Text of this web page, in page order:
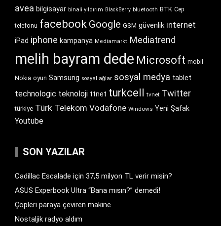
avea bilgisayar binali yıldırım BlackBerry bluetooth BTK Cep
telefonu facebook Google GSM güvenlik internet
iPad iphone kampanya Mediamarkt Mediatrend
melih bayram dede Microsoft mobil
Nokia oyun Samsung sosyal ağlar sosyal medya tablet
technologic teknoloji ttnet turkcell tvnet Twitter
türkiye Türk Telekom Vodafone Windows Yeni Şafak
Youtube
SON YAZILAR
Cadillac Escalade için 37,5 milyon TL verir misin?
ASUS Experbook Ultra “Bana mısın?” demedi!
Çöpleri paraya çeviren makine
Nostaljik radyo aldım